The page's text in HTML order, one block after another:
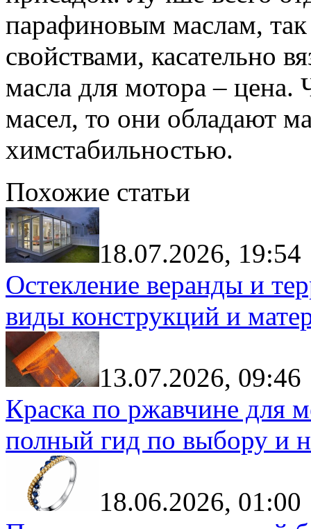
парафиновым маслам,
свойствами, касательно
масла для мотора – цена.
масел, то они обладают
химстабильностью.
Похожие статьи
18.07.2026, 19:54
Остекление веранды и
виды конструкций и
13.07.2026, 09:46
Краска по ржавчине для
полный гид по выбору и
18.06.2026, 01:00